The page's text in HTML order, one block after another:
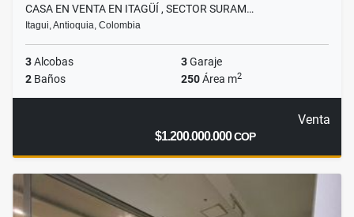
CASA EN VENTA EN ITAGÜÍ , SECTOR SURAM…
Itagui, Antioquia, Colombia
3Alcobas 3Garaje
2 Baños 250Área m2
Venta
$1.200.000.000COP